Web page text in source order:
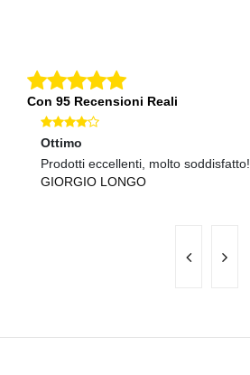
Con 95 Recensioni Reali
Ottimo
Prodotti eccellenti, molto soddisfatto!
GIORGIO LONGO